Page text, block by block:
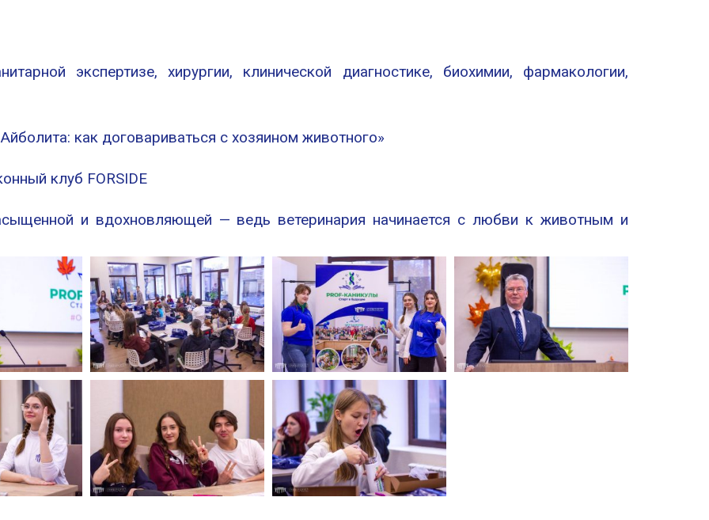
экспертизе, хирургии, клинической диагностике, биохимии, фармакологии,
как договариваться с хозяином животного»
клуб FORSIDE
и вдохновляющей — ведь ветеринария начинается с любви к животным и